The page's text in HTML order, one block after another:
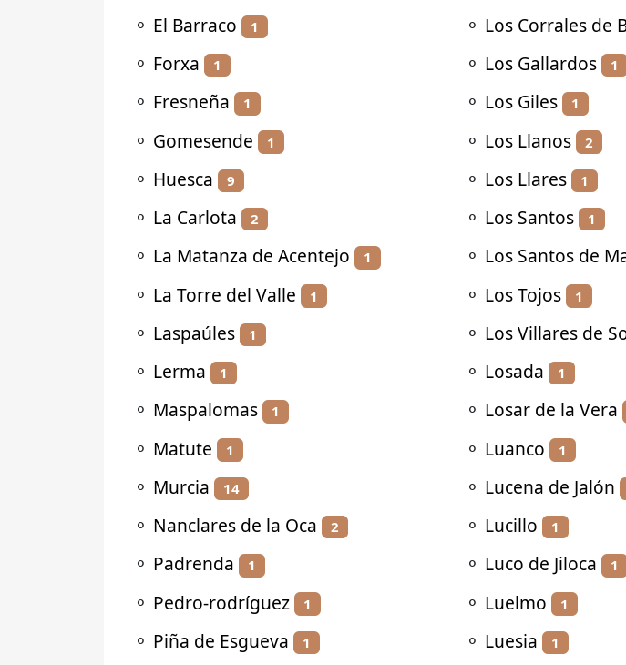
⚬ El Barraco 1
⚬ Forxa 1
⚬ Fresneña 1
⚬ Gomesende 1
⚬ Huesca 9
⚬ La Carlota 2
⚬ La Matanza de Acentejo 1
⚬ La Torre del Valle 1
⚬ Laspaúles 1
⚬ Lerma 1
⚬ Maspalomas 1
⚬ Matute 1
⚬ Murcia 14
⚬ Nanclares de la Oca 2
⚬ Padrenda 1
⚬ Pedro-rodríguez 1
⚬ Piña de Esgueva 1
⚬ Los Corrales de
⚬ Los Gallardos 1
⚬ Los Giles 1
⚬ Los Llanos 2
⚬ Los Llares 1
⚬ Los Santos 1
⚬ Los Santos de
⚬ Los Tojos 1
⚬ Los Villares de
⚬ Losada 1
⚬ Losar de la Vera
⚬ Luanco 1
⚬ Lucena de Jalón
⚬ Lucillo 1
⚬ Luco de Jiloca 1
⚬ Luelmo 1
⚬ Luesia 1